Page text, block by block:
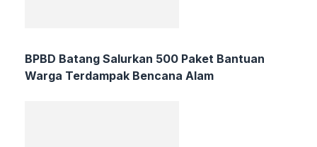
BPBD Batang Salurkan 500 Paket Bantuan
Warga Terdampak Bencana Alam